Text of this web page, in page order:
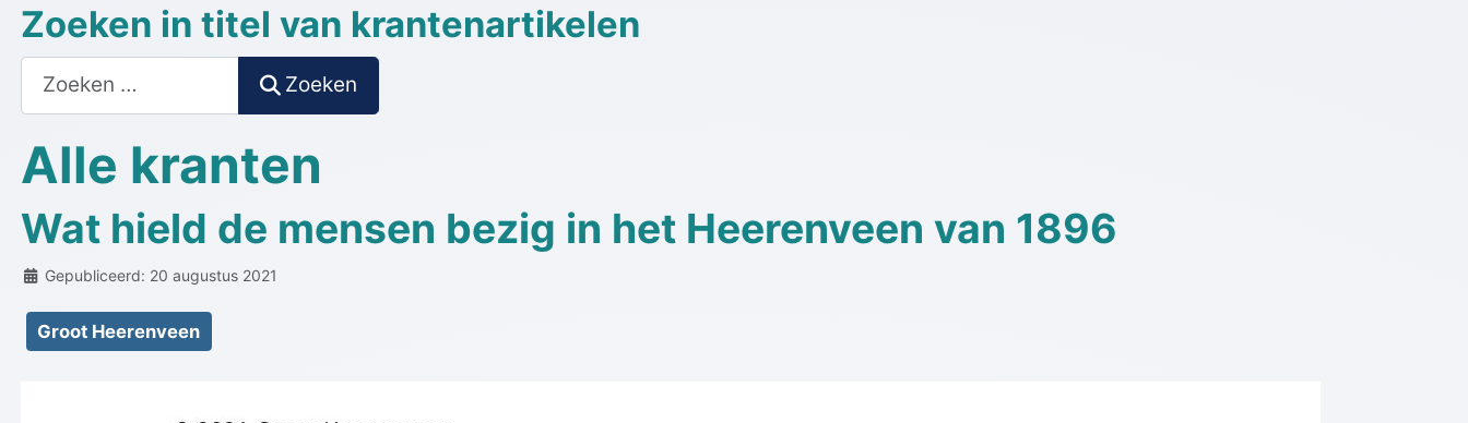
Zoeken in titel van krantenartikelen
Zoeken
Zoeken
Alle kranten
Wat hield de mensen bezig in het Heerenveen van 1896
Details
Gepubliceerd: 20 augustus 2021
Groot Heerenveen